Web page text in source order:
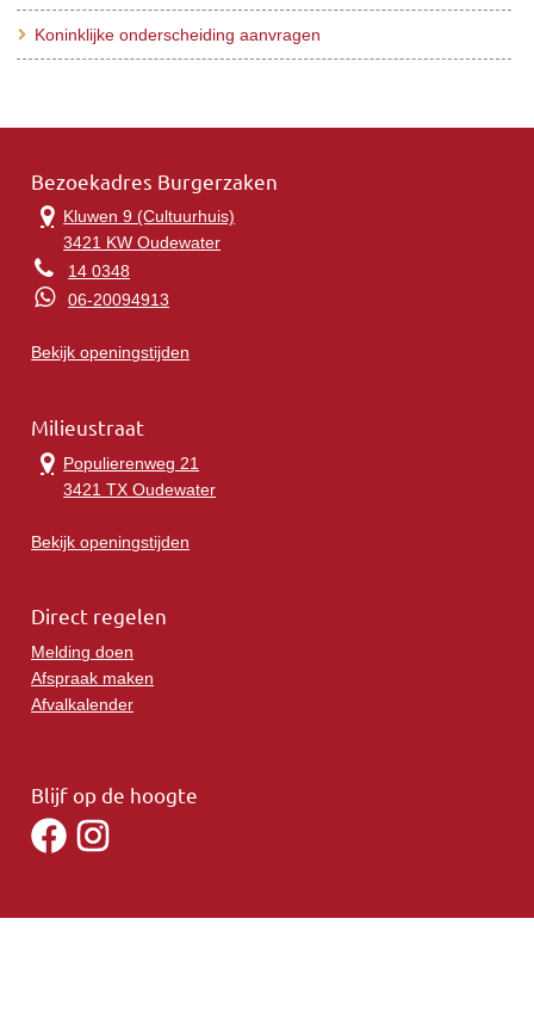
Koninklijke onderscheiding aanvragen
Bezoekadres Burgerzaken
Kluwen 9 (Cultuurhuis)
3421 KW Oudewater
14 0348
06-20094913
Bekijk openingstijden
Milieustraat
Populierenweg 21
3421 TX Oudewater
Bekijk openingstijden
Direct regelen
Melding doen
Afspraak maken
Afvalkalender
Blijf op de hoogte